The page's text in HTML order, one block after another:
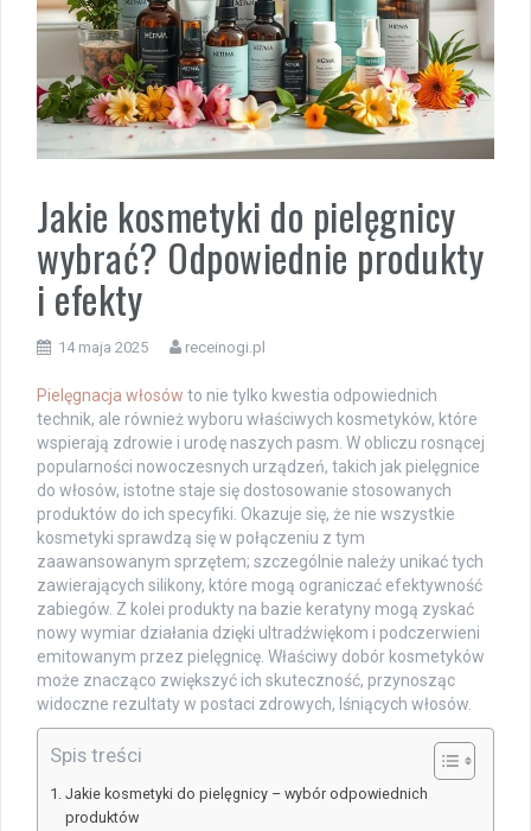
Jakie kosmetyki do pielęgnicy
wybrać? Odpowiednie produkty
i efekty
14 maja 2025 receinogi.pl
Pielęgnacja włosów to nie tylko kwestia odpowiednich
technik, ale również wyboru właściwych kosmetyków, które
wspierają zdrowie i urodę naszych pasm. W obliczu rosnącej
popularności nowoczesnych urządzeń, takich jak pielęgnice
do włosów, istotne staje się dostosowanie stosowanych
produktów do ich specyfiki. Okazuje się, że nie wszystkie
kosmetyki sprawdzą się w połączeniu z tym
zaawansowanym sprzętem; szczególnie należy unikać tych
zawierających silikony, które mogą ograniczać efektywność
zabiegów. Z kolei produkty na bazie keratyny mogą zyskać
nowy wymiar działania dzięki ultradźwiękom i podczerwieni
emitowanym przez pielęgnicę. Właściwy dobór kosmetyków
może znacząco zwiększyć ich skuteczność, przynosząc
widoczne rezultaty w postaci zdrowych, lśniących włosów.
Spis treści
Jakie kosmetyki do pielęgnicy – wybór odpowiednich
produktów